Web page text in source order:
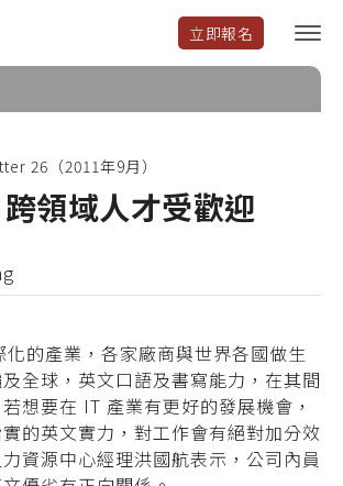
立即報名
選
單
26（2011年9月）
領域人才受歡迎
化的產業，各家廠商與世界各國做生
全球，英文口語及書寫能力，在其間
想要在 IT 產業有更好的發展機會，
的英文實力，對工作會有絕對加分效
資源中心經理洪國航表示，公司內員